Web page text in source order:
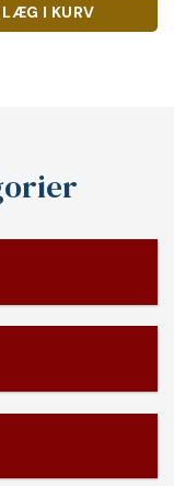
LÆG I KURV